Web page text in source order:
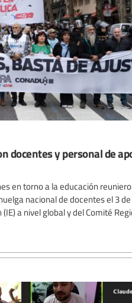
docentes y personal de
en torno a la educación
nacional de docentes el 3
a nivel global y del Comité